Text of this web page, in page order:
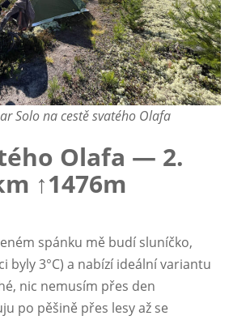
Solo na cestě svatého Olafa
Olafa — 2.
↑1476m
spánku mě budí sluníčko,
byly 3°C) a nabízí ideální variantu
nic nemusím přes den
po pěšině přes lesy až se